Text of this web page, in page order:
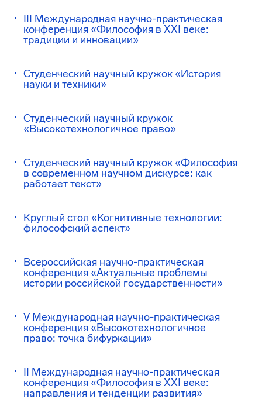
III Международная научно-практическая
конференция «Философия в XXI веке:
традиции и инновации»
Студенческий научный кружок «История
науки и техники»
Студенческий научный кружок
«Высокотехнологичное право»
Студенческий научный кружок «Философия
в современном научном дискурсе: как
работает текст»
Круглый стол «Когнитивные технологии:
философский аспект»
Всероссийская научно-практическая
конференция «Актуальные проблемы
истории российской государственности»
V Международная научно-практическая
конференция «Высокотехнологичное
право: точка бифуркации»
II Международная научно-практическая
конференция «Философия в XXI веке:
направления и тенденции развития»